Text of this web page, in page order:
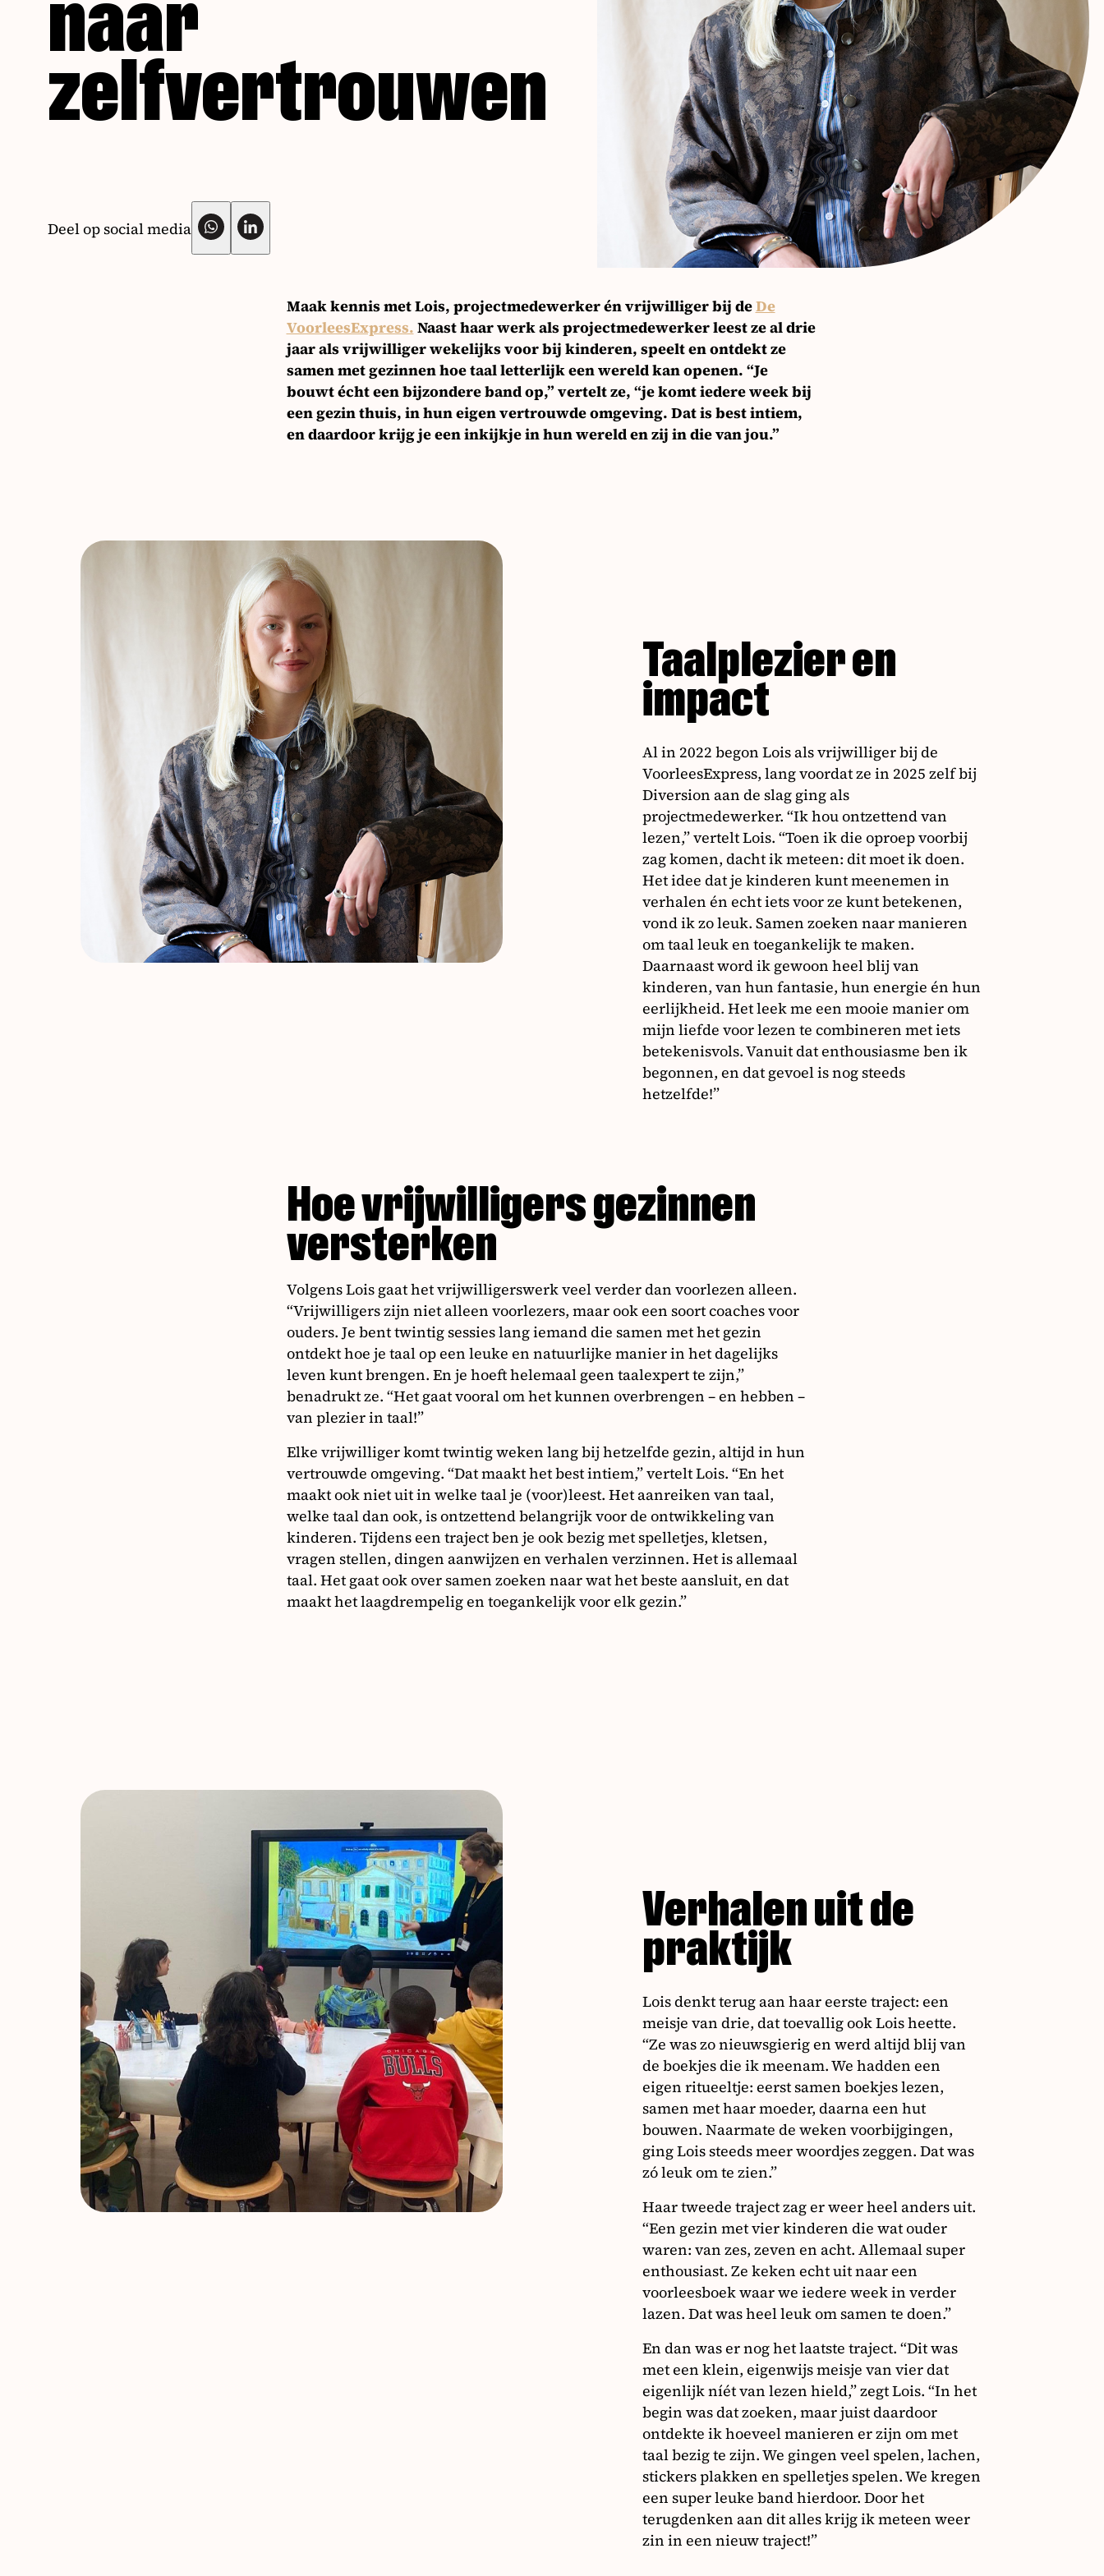
naar
zelfvertrouwen
Deel op social media
Maak kennis met Lois, projectmedewerker én vrijwilliger bij deDe
VoorleesExpress. Naast haar werk als projectmedewerker leest ze al drie
jaar als vrijwilliger wekelijks voor bij kinderen, speelt en ontdekt ze
samen met gezinnen hoe taal letterlijk een wereld kan openen. “Je
bouwt écht een bijzondere band op,” vertelt ze, “je komt iedere week bij
een gezin thuis, in hun eigen vertrouwde omgeving. Dat is best intiem,
en daardoor krijg je een inkijkje in hun wereld en zij in die van jou.”
Taalplezier en
impact
Al in 2022 begon Lois als vrijwilliger bij de
VoorleesExpress, lang voordat ze in 2025 zelf bij
Diversion aan de slag ging als
projectmedewerker. “Ik hou ontzettend van
lezen,” vertelt Lois. “Toen ik die oproep voorbij
zag komen, dacht ik meteen: dit moet ik doen.
Het idee dat je kinderen kunt meenemen in
verhalen én echt iets voor ze kunt betekenen,
vond ik zo leuk. Samen zoeken naar manieren
om taal leuk en toegankelijk te maken.
Daarnaast word ik gewoon heel blij van
kinderen, van hun fantasie, hun energie én hun
eerlijkheid. Het leek me een mooie manier om
mijn liefde voor lezen te combineren met iets
betekenisvols. Vanuit dat enthousiasme ben ik
begonnen, en dat gevoel is nog steeds
hetzelfde!”
Hoe vrijwilligers gezinnen
versterken
Volgens Lois gaat het vrijwilligerswerk veel verder dan voorlezen alleen.
“Vrijwilligers zijn niet alleen voorlezers, maar ook een soort coaches voor
ouders. Je bent twintig sessies lang iemand die samen met het gezin
ontdekt hoe je taal op een leuke en natuurlijke manier in het dagelijks
leven kunt brengen. En je hoeft helemaal geen taalexpert te zijn,”
benadrukt ze. “Het gaat vooral om het kunnen overbrengen – en hebben –
van plezier in taal!”
Elke vrijwilliger komt twintig weken lang bij hetzelfde gezin, altijd in hun
vertrouwde omgeving. “Dat maakt het best intiem,” vertelt Lois. “En het
maakt ook niet uit in welke taal je (voor)leest. Het aanreiken van taal,
welke taal dan ook, is ontzettend belangrijk voor de ontwikkeling van
kinderen. Tijdens een traject ben je ook bezig met spelletjes, kletsen,
vragen stellen, dingen aanwijzen en verhalen verzinnen. Het is allemaal
taal. Het gaat ook over samen zoeken naar wat het beste aansluit, en dat
maakt het laagdrempelig en toegankelijk voor elk gezin.”
Verhalen uit de
praktijk
Lois denkt terug aan haar eerste traject: een
meisje van drie, dat toevallig ook Lois heette.
“Ze was zo nieuwsgierig en werd altijd blij van
de boekjes die ik meenam. We hadden een
eigen ritueeltje: eerst samen boekjes lezen,
samen met haar moeder, daarna een hut
bouwen. Naarmate de weken voorbijgingen,
ging Lois steeds meer woordjes zeggen. Dat was
zó leuk om te zien.”
Haar tweede traject zag er weer heel anders uit.
“Een gezin met vier kinderen die wat ouder
waren: van zes, zeven en acht. Allemaal super
enthousiast. Ze keken echt uit naar een
voorleesboek waar we iedere week in verder
lazen. Dat was heel leuk om samen te doen.”
En dan was er nog het laatste traject. “Dit was
met een klein, eigenwijs meisje van vier dat
eigenlijk níét van lezen hield,” zegt Lois. “In het
begin was dat zoeken, maar juist daardoor
ontdekte ik hoeveel manieren er zijn om met
taal bezig te zijn. We gingen veel spelen, lachen,
stickers plakken en spelletjes spelen. We kregen
een super leuke band hierdoor. Door het
terugdenken aan dit alles krijg ik meteen weer
zin in een nieuw traject!”